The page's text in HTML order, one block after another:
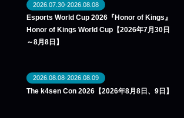
2026.07.30-2026.08.08
Esports World Cup 2026『Honor of Kings』
Honor of Kings World Cup【2026年7月30日
～8月8日】
2026.08.08-2026.08.09
The k4sen Con 2026【2026年8月8日、9日】